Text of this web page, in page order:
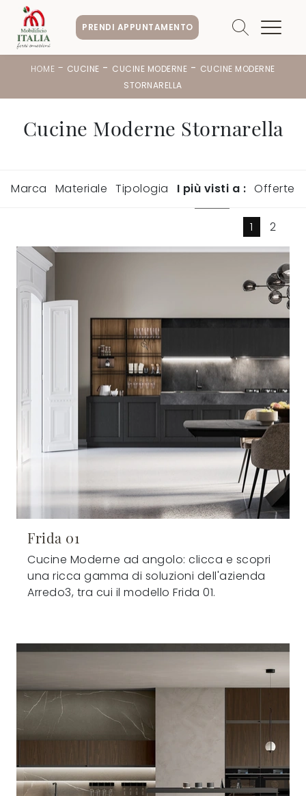
PRENDI APPUNTAMENTO
HOME - CUCINE - CUCINE MODERNE - CUCINE MODERNE
STORNARELLA
Cucine Moderne Stornarella
Marca Materiale Tipologia I più visti a : Offerte
1 2
Frida 01
Cucine Moderne ad angolo: clicca e scopri
una ricca gamma di soluzioni dell'azienda
Arredo3, tra cui il modello Frida 01.